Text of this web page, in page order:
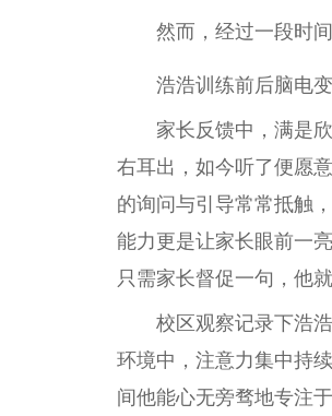
然而，经过一段时
浩浩训练前后脑电
家长反馈中，满是
右耳出，如今听了便愿
的询问与引导常常抵触
能力更是让家长眼前一
只需家长督促一句，他
校区观察记录下浩
环境中，注意力集中持
间他能心无旁骛地专注